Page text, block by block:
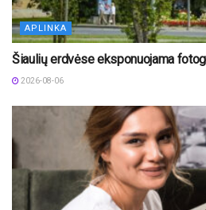
APLINKA
Šiaulių erdvėse eksponuojama
2026-08-06